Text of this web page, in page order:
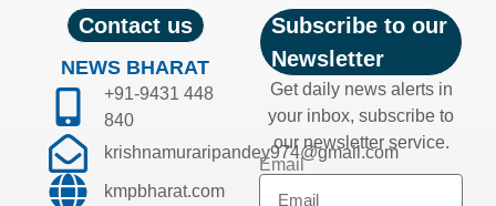
Contact us
NEWS BHARAT
+91-9431 448
840
krishnamuraripandey974@gmail.com
kmpbharat.com
Subscribe to our
Newsletter
Get daily news alerts in
your inbox, subscribe to
our newsletter service.
Email